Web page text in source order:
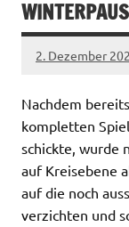
2. Dezember
Nachdem
kompletten
schickte, wurde
auf Kreisebene
auf die noch
verzichten und